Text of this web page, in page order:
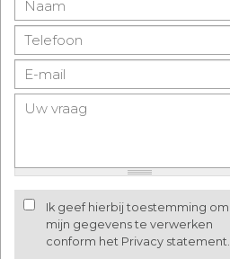
Ik geef hierbij toestemming om
mijn gegevens te verwerken
conform het Privacy statement.